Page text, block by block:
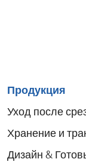
Sitemap
menu
Продукция
Уход после
Хранение и
Дизайн &